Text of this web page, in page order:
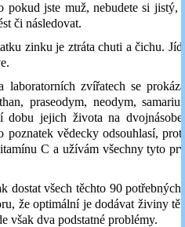
pokud jste muž, nebudete si jistý,
či následovat.
je ztráta chuti a čichu.
zvířatech se
praseodym, neodym,
jejich života na
poznatek vědecky odsouhlasí,
C a užívám všechny tyto
všech těchto 90 potřebných
že optimální je dodávat živiny
však dva podstatné problémy.